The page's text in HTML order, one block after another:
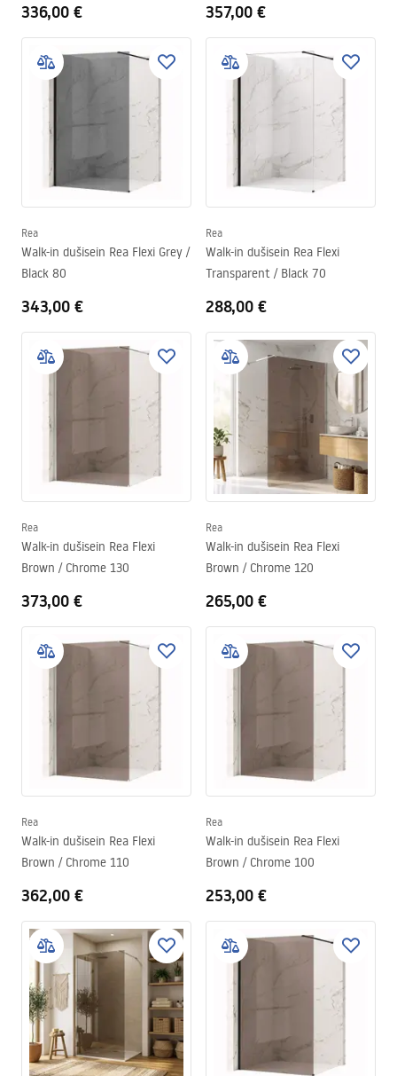
336,00 € 357,00 €
Rea
Walk-in dušisein Rea Flexi Grey /
Black 80
343,00 €
Rea
Walk-in dušisein Rea Flexi
Transparent / Black 70
288,00 €
Rea
Walk-in dušisein Rea Flexi
Brown / Chrome 130
373,00 €
Rea
Walk-in dušisein Rea Flexi
Brown / Chrome 120
265,00 €
Rea
Walk-in dušisein Rea Flexi
Brown / Chrome 110
362,00 €
Rea
Walk-in dušisein Rea Flexi
Brown / Chrome 100
253,00 €